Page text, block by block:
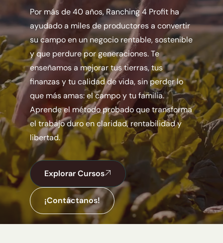
Por más de 40 años, Ranching 4 Profit ha
ayudado a miles de productores a convertir
su campo en un negocio rentable, sostenible
y que perdure por generaciones. Te
enseñamos a mejorar tus tierras, tus
finanzas y tu calidad de vida, sin perder lo
que más amas: el campo y tu familia.
Aprende el método probado que transforma
el trabajo duro en claridad, rentabilidad y
libertad.
Explorar Cursos
¡Contáctanos!